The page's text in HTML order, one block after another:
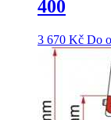
400
3 670 Kč Do